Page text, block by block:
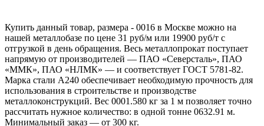
Купить данный товар, размера - 0016 в Москве можно на
нашей металлобазе по цене 31 руб/м или 19900 руб/т с
отгрузкой в день обращения. Весь металлопрокат поступает
напрямую от производителей — ПАО «Северсталь», ПАО
«ММК», ПАО «НЛМК» — и соответствует ГОСТ 5781-82.
Марка стали А240 обеспечивает необходимую прочность для
использования в строительстве и производстве
металлоконструкций. Вес 0001.580 кг за 1 м позволяет точно
рассчитать нужное количество: в одной тонне 0632.91 м.
Минимальный заказ — от 300 кг.